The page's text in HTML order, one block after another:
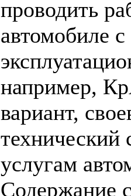
проводить
автомобиле
например,
вариант,
технический
услугам
Содержание